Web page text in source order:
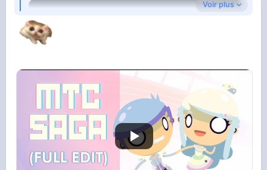
Voir plus